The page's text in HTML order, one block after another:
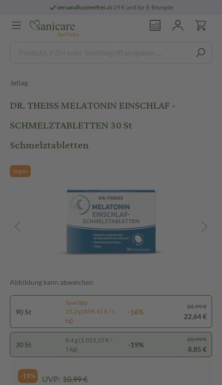
versandkostenfreiab 29 € und für E-Rezepte
Jetlag
DR. THEISS MELATONIN EINSCHLAF -
SCHMELZTABLETTEN 30 St
Schmelztabletten
Vegan
Abbildung kann abweichen
90 St
Spartipp
25,2 g (898,41 € / 1
kg)
-16%
26,99 €
22,64 €
30 St
8,4 g (1.053,57 € /
1 kg)
-19%
10,99 €
8,85 €
-19% UVP: 10,99 €